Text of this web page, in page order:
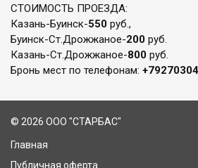
СТОИМОСТЬ ПРОЕЗДА:
Казань-Буинск-550 руб.,
Буинск-Ст.Дрожжаное-200 руб.
Казань-Ст.Дрожжаное-800 руб.
Бронь мест по телефонам: +7
© 2026 ООО "СТАРБАС"
Главная
Публичная оферта